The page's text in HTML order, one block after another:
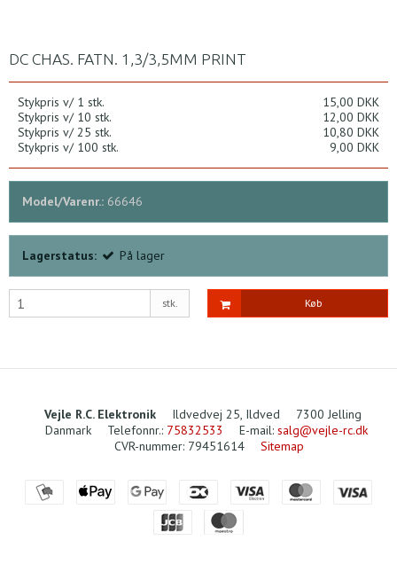
DC CHAS. FATN. 1,3/3,5MM PRINT
Stykpris v/ 1 stk.
15,00 DKK
Stykpris v/ 10 stk.
12,00 DKK
Stykpris v/ 25 stk.
10,80 DKK
Stykpris v/ 100 stk.
9,00 DKK
Model/Varenr.: 66646
Lagerstatus: På lager
stk. Køb
Vejle R.C. Elektronik Ildvedvej 25, Ildved
7300 Jelling
Danmark
Telefonnr.: 75832533 E-mail: salg@vejle-rc.dk
CVR-nummer: 79451614 Sitemap